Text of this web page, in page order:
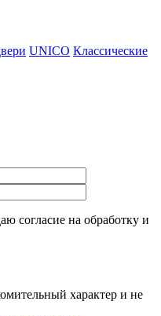
UNICO Классические
согласие на обработку и
характер и не